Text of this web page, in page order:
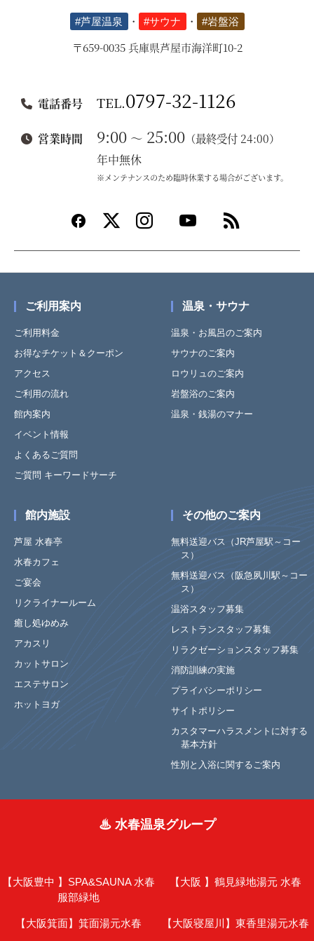
#芦屋温泉 ・ #サウナ ・ #岩盤浴
〒659-0035 兵庫県芦屋市海洋町10-2
電話番号 TEL.0797-32-1126
営業時間 9:00 ～ 25:00 （最終受付 24:00）
年中無休
※メンテナンスのため臨時休業する場合がございます。
ご利用案内
ご利用料金
お得なチケット＆クーポン
アクセス
ご利用の流れ
館内案内
イベント情報
よくあるご質問
ご質問 キーワードサーチ
温泉・サウナ
温泉・お風呂のご案内
サウナのご案内
ロウリュのご案内
岩盤浴のご案内
温泉・銭湯のマナー
館内施設
芦屋 水春亭
水春カフェ
ご宴会
リクライナールーム
癒し処ゆめみ
アカスリ
カットサロン
エステサロン
ホットヨガ
その他のご案内
無料送迎バス（JR芦屋駅～コー
ス）
無料送迎バス（阪急夙川駅～コー
ス）
温浴スタッフ募集
レストランスタッフ募集
リラクゼーションスタッフ募集
消防訓練の実施
プライバシーポリシー
サイトポリシー
カスタマーハラスメントに対する
基本方針
性別と入浴に関するご案内
♨ 水春温泉グループ
【大阪豊中 】 SPA&SAUNA 水春
服部緑地
【大阪 】 鶴見緑地湯元 水春
【大阪箕面】 箕面湯元水春 【大阪寝屋川】 東香里湯元水春